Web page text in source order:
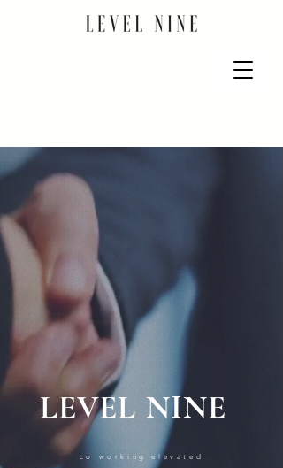
LEVEL NINE
co working elevated